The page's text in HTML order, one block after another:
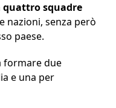
quattro squadre
nazioni, senza però
paese.
formare due
e una per